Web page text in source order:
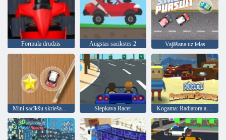
Formula drudzis Augstas sacīkstes 2 Vajāšana uz ielas
Mini sacīkšu skriešanās Slepkava Racer Kogama: Radiatora avoti